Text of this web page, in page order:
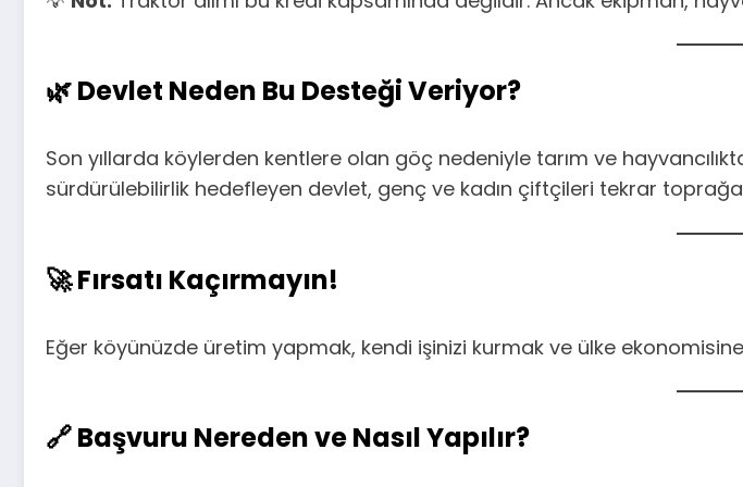
🌿Devlet Neden Bu Desteği Veriyor?
Son yıllarda köylerden kentlere olan göç nedeniyle tarım ve
sürdürülebilirlik hedefleyen devlet, genç ve kadın çiftçileri tekrar
🚀Fırsatı Kaçırmayın!
Eğer köyünüzde üretim yapmak, kendi işinizi kurmak ve ülke
🔗Başvuru Nereden ve Nasıl Yapılır?